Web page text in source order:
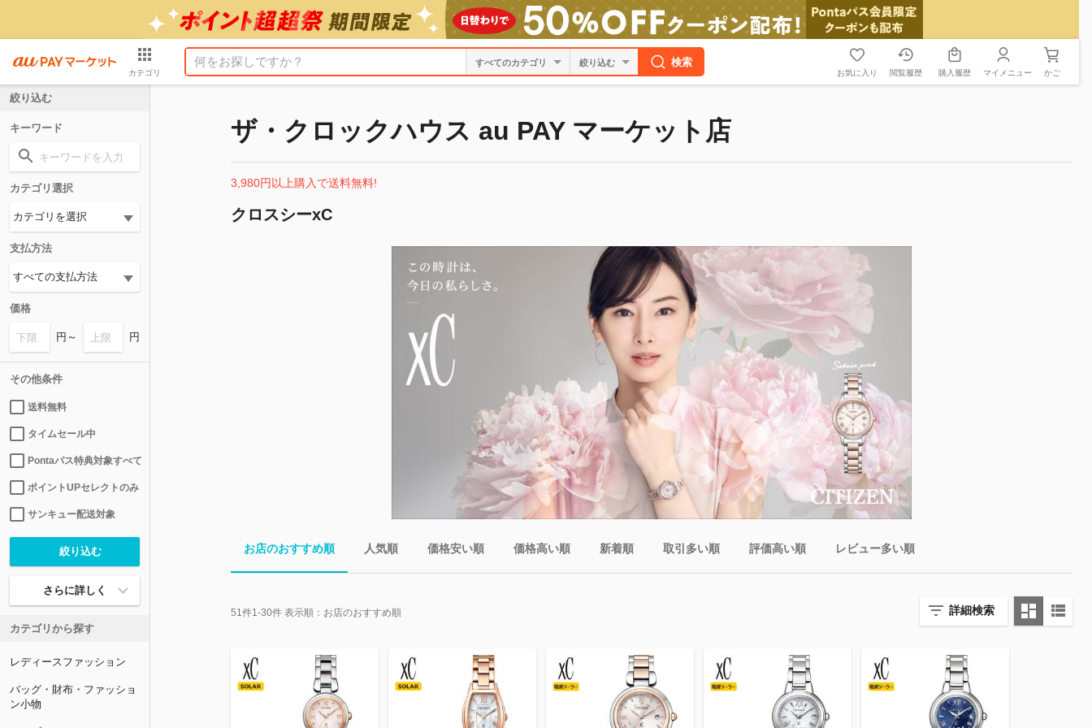
カテゴリ
絞り込む 検索
お気に入り 閲覧履歴 購入履歴 マイメニュー かご
ザ・クロックハウス au PAY マーケット店
3,980円以上購入で送料無料!
クロスシーxC
お店のおすすめ順 人気順 価格安い順 価格高い順 新着順 取引多い順 評価高い順 レビュー多い順
詳細検索
51件1-30件 表示順： お店のおすすめ順
絞り込む
キーワード
カテゴリ選択
支払方法
価格
円～ 円
その他条件
送料無料
タイムセール中
Pontaパス特典対象すべて
ポイントUPセレクトのみ
サンキュー配送対象
さらに詳しく
カテゴリから探す
レディースファッション
バッグ・財布・ファッショ
ン小物